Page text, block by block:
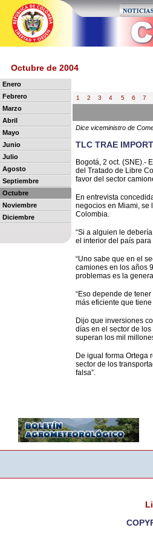
Octubre de 2004
Enero
Febrero
Marzo
Abril
Mayo
Junio
Julio
Agosto
Septiembre
Octubre
Noviembre
Diciembre
1 2 3 4 5 6 7
Dice viceministro de
TLC TRAE
Bogotá, 2 oct. (SNE).-
del Tratado de Libre
favor del sector
En entrevista
negocios en Miami, se
Colombia.
“Si a alguien le
el interior del país para
“Uno sabe que en el
camiones en los años
problemas es la
“Eso depende de
más eficiente que
Dijo que inversiones
días en el sector de
superan los mil
De igual forma Ortega
sector de los
falsa”.